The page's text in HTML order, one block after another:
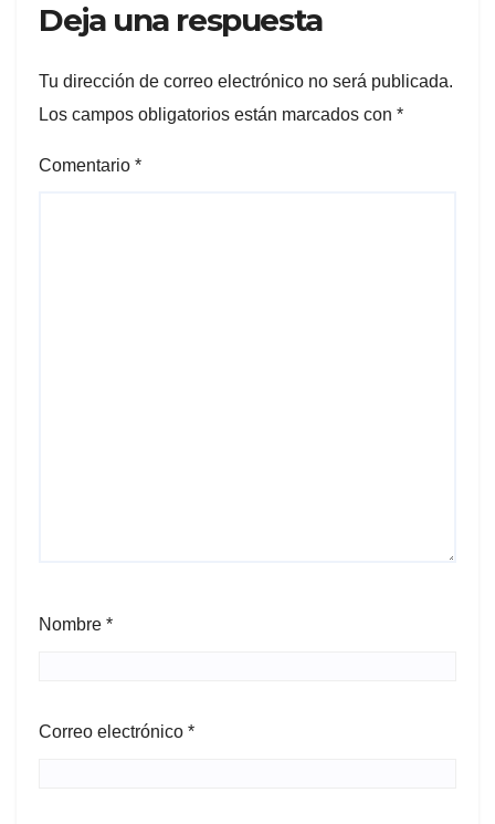
Deja una respuesta
Tu dirección de correo electrónico no será publicada.
Los campos obligatorios están marcados con *
Comentario *
Nombre *
Correo electrónico *